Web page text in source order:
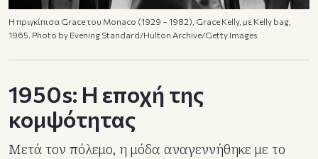
Η πριγκίπισα Grace του Monaco (1929 – 1982), Grace Kelly, με Kelly bag,
1965. Photo by Evening Standard/Hulton Archive/Getty Images
1950s: Η εποχή της
κομψότητας
Μετά τον πόλεμο, η μόδα αναγεννήθηκε με το